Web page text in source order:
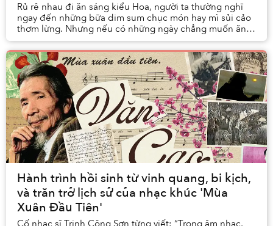
Rủ rê nhau đi ăn sáng kiểu Hoa, người ta thường nghĩ
ngay đến những bữa dim sum chục món hay mì sủi cảo
thơm lừng. Nhưng nếu có những ngày chẳng muốn ăn
gì quá thịnh soạn, chỉ cần một món gì đó nhẹ nh...
Hành trình hồi sinh từ vinh quang, bi kịch,
và trăn trở lịch sử của nhạc khúc 'Mùa
Xuân Đầu Tiên'